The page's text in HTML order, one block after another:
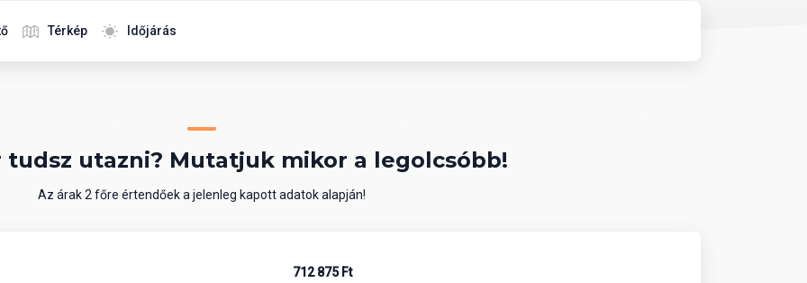
Térkép Időjárás
tudsz utazni? Mutatjuk mikor a legolcsóbb!
Az árak 2 főre értendőek a jelenleg kapott adatok alapján!
712 875 Ft